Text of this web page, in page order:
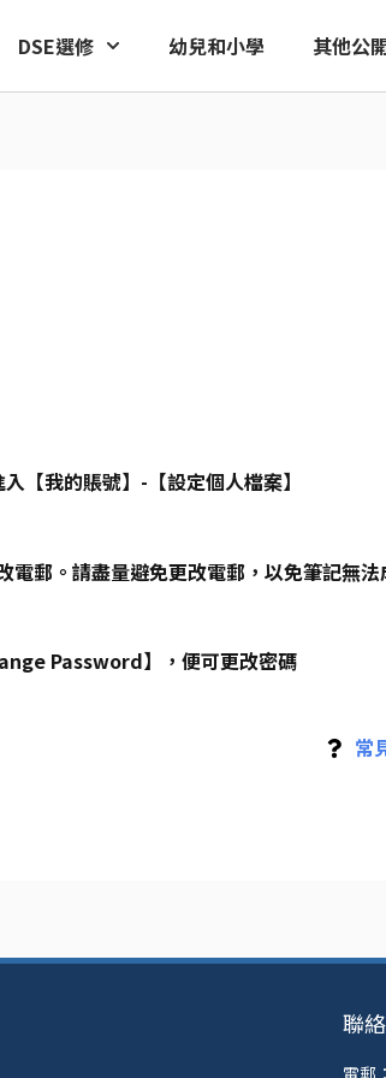
DSE選修 幼兒和小學 其他公
【我的賬號】-【設定個人檔案】
郵。請盡量避免更改電郵，以免筆記無法
Password】，便可更改密碼
常
聯
電郵